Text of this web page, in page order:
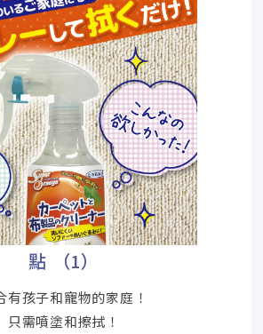
點 （1）
有孩子和寵物的家庭！
只需噴塗和擦拭！